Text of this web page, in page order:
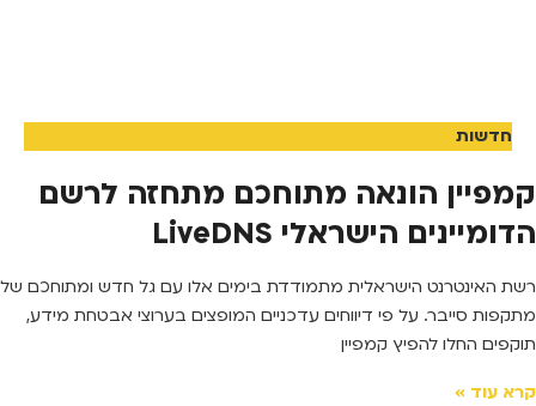
חדשות
קמפיין הונאה מתוחכם מתחזה לרשם
הדומיינים הישראלי LiveDNS
רשת האינטרנט הישראלית מתמודדת בימים אלו עם גל חדש ומתוחכם של
מתקפות סייבר. על פי דיווחים עדכניים המופצים בערוצי אבטחת מידע,
תוקפים החלו להפיץ קמפיין
קרא עוד »